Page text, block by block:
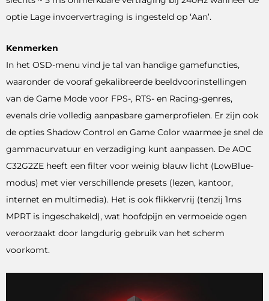
optie Lage invoervertraging is ingesteld op ‘Aan’.
Kenmerken
In het OSD-menu vind je tal van handige gamefuncties,
waaronder de vooraf gekalibreerde beeldvoorinstellingen
van de Game Mode voor FPS-, RTS- en Racing-genres,
evenals drie volledig aanpasbare gamerprofielen. Er zijn ook
de opties Shadow Control en Game Color waarmee je snel de
gammacurvatuur en verzadiging kunt aanpassen. De AOC
C32G2ZE heeft een filter voor weinig blauw licht (LowBlue-
modus) met vier verschillende presets (lezen, kantoor,
internet en multimedia). Het is ook flikkervrij (tenzij 1ms
MPRT is ingeschakeld), wat hoofdpijn en vermoeide ogen
veroorzaakt door langdurig gebruik van het scherm
voorkomt.